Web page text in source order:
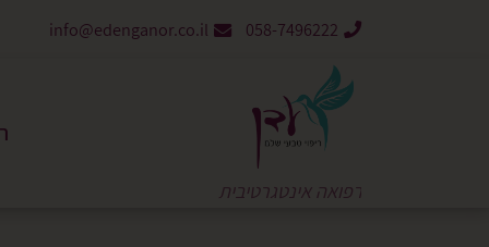
058-7496222
info@edenganor.co.il
רפואה אינטגרטיבית